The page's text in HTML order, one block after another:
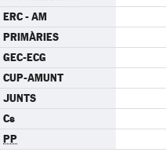
ERC - AM
PRIMÀRIES
GEC-ECG
CUP-AMUNT
JUNTS
Cs
PP